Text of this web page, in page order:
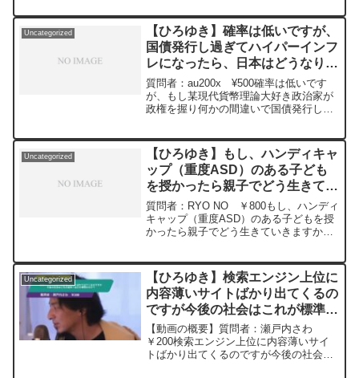
https://www.youtube.com/watch?
v=GK3quBgoXnQ***************************
***************ひろゆきさんの動画で、寄
せられた質問について、一問一答形式に
してみました。過去にこんな質問してる
かな？と気になったことがあれば、下記
のサイトから検索してみてください。
https://hiroyuki-ziten.com/できるだけ、
ドしていきますので、使いやすいと感じ
て頂けたら、いいね！やチャンネル登録
をよろしくお願いします。
Uncategorized
【ひろゆき】確率は低いですが、
国債発行し過ぎてハイパーインフ
レになったら、日本はどうなりま
すか? ー ひろゆき切り抜き
20240930
質問者：au200x ¥500確率は低いです
が、もし某現代貨幣理論大好き政治家が
政権を握り何かの間違いで国債発行し過
11%、食料自給率カロリーベース38%の
日本が輸入か...
Uncategorized
【ひろゆき】もし、ハンディキャ
ップ（重度ASD）のある子ども
を授かったら親子でどう生きてい
きますか？ー ひろゆき切り抜
き 20240216
質問者：RYO NO ￥800もし、ハンディ
キャップ（重度ASD）のある子どもを授
かったら親子でどう生きていきますか？
最大同時接続✖️50円の寄付をするよ、そ
の4。Magners Irish Ciderを呑みながら。
2024/02/16 V23
https://www.youtube.com/watch?
v=ZyS35TEeeg8****************************
**************ひろゆきさんの動画で、寄せ
られた質問について、一問一答形式にし
てみました。過去にこんな質問してるか
Uncategorized
【ひろゆき】検索エンジン上位に
内容薄いサイトばかり出てくるの
ですが今後の社会はこれが標準？
自分が情弱なだけ？ー ひろゆき
切り抜き 20231025
【動画の概要】質問者：瀬戸内さわ
￥200検索エンジン上位に内容薄いサイ
トばかり出てくるのですが今後の社会は